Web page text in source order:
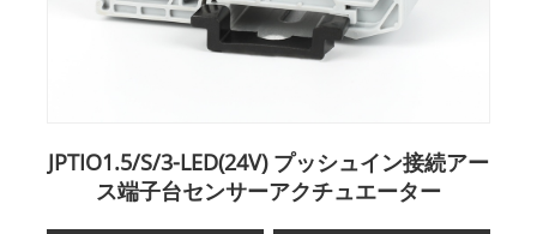
JPTIO1.5/S/3-LED(24V) プッシュイン接続アー
ス端子台センサーアクチュエーター